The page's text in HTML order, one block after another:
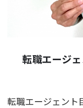
転職エージ
転職エージェント